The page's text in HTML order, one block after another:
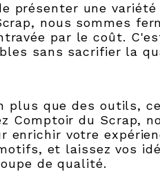
présenter une
nous sommes
par le coût.
sans sacrifier la
plus que des outils,
Comptoir du Scrap,
enrichir votre
et laissez vos
de qualité.